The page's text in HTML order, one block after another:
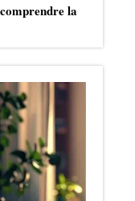
la